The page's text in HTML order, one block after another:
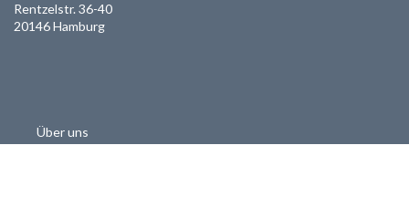
Rentzelstr. 36-40
20146 Hamburg
Über uns